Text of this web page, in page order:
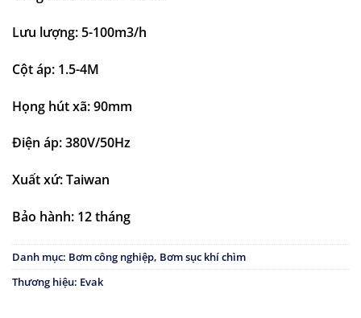
Lưu lượng: 5-100m3/h
Cột áp: 1.5-4M
Họng hút xã: 90mm
Điện áp: 380V/50Hz
Xuất xứ: Taiwan
Bảo hành: 12 tháng
Danh mục: Bơm công nghiệp, Bơm sục khí chìm
Thương hiệu: Evak